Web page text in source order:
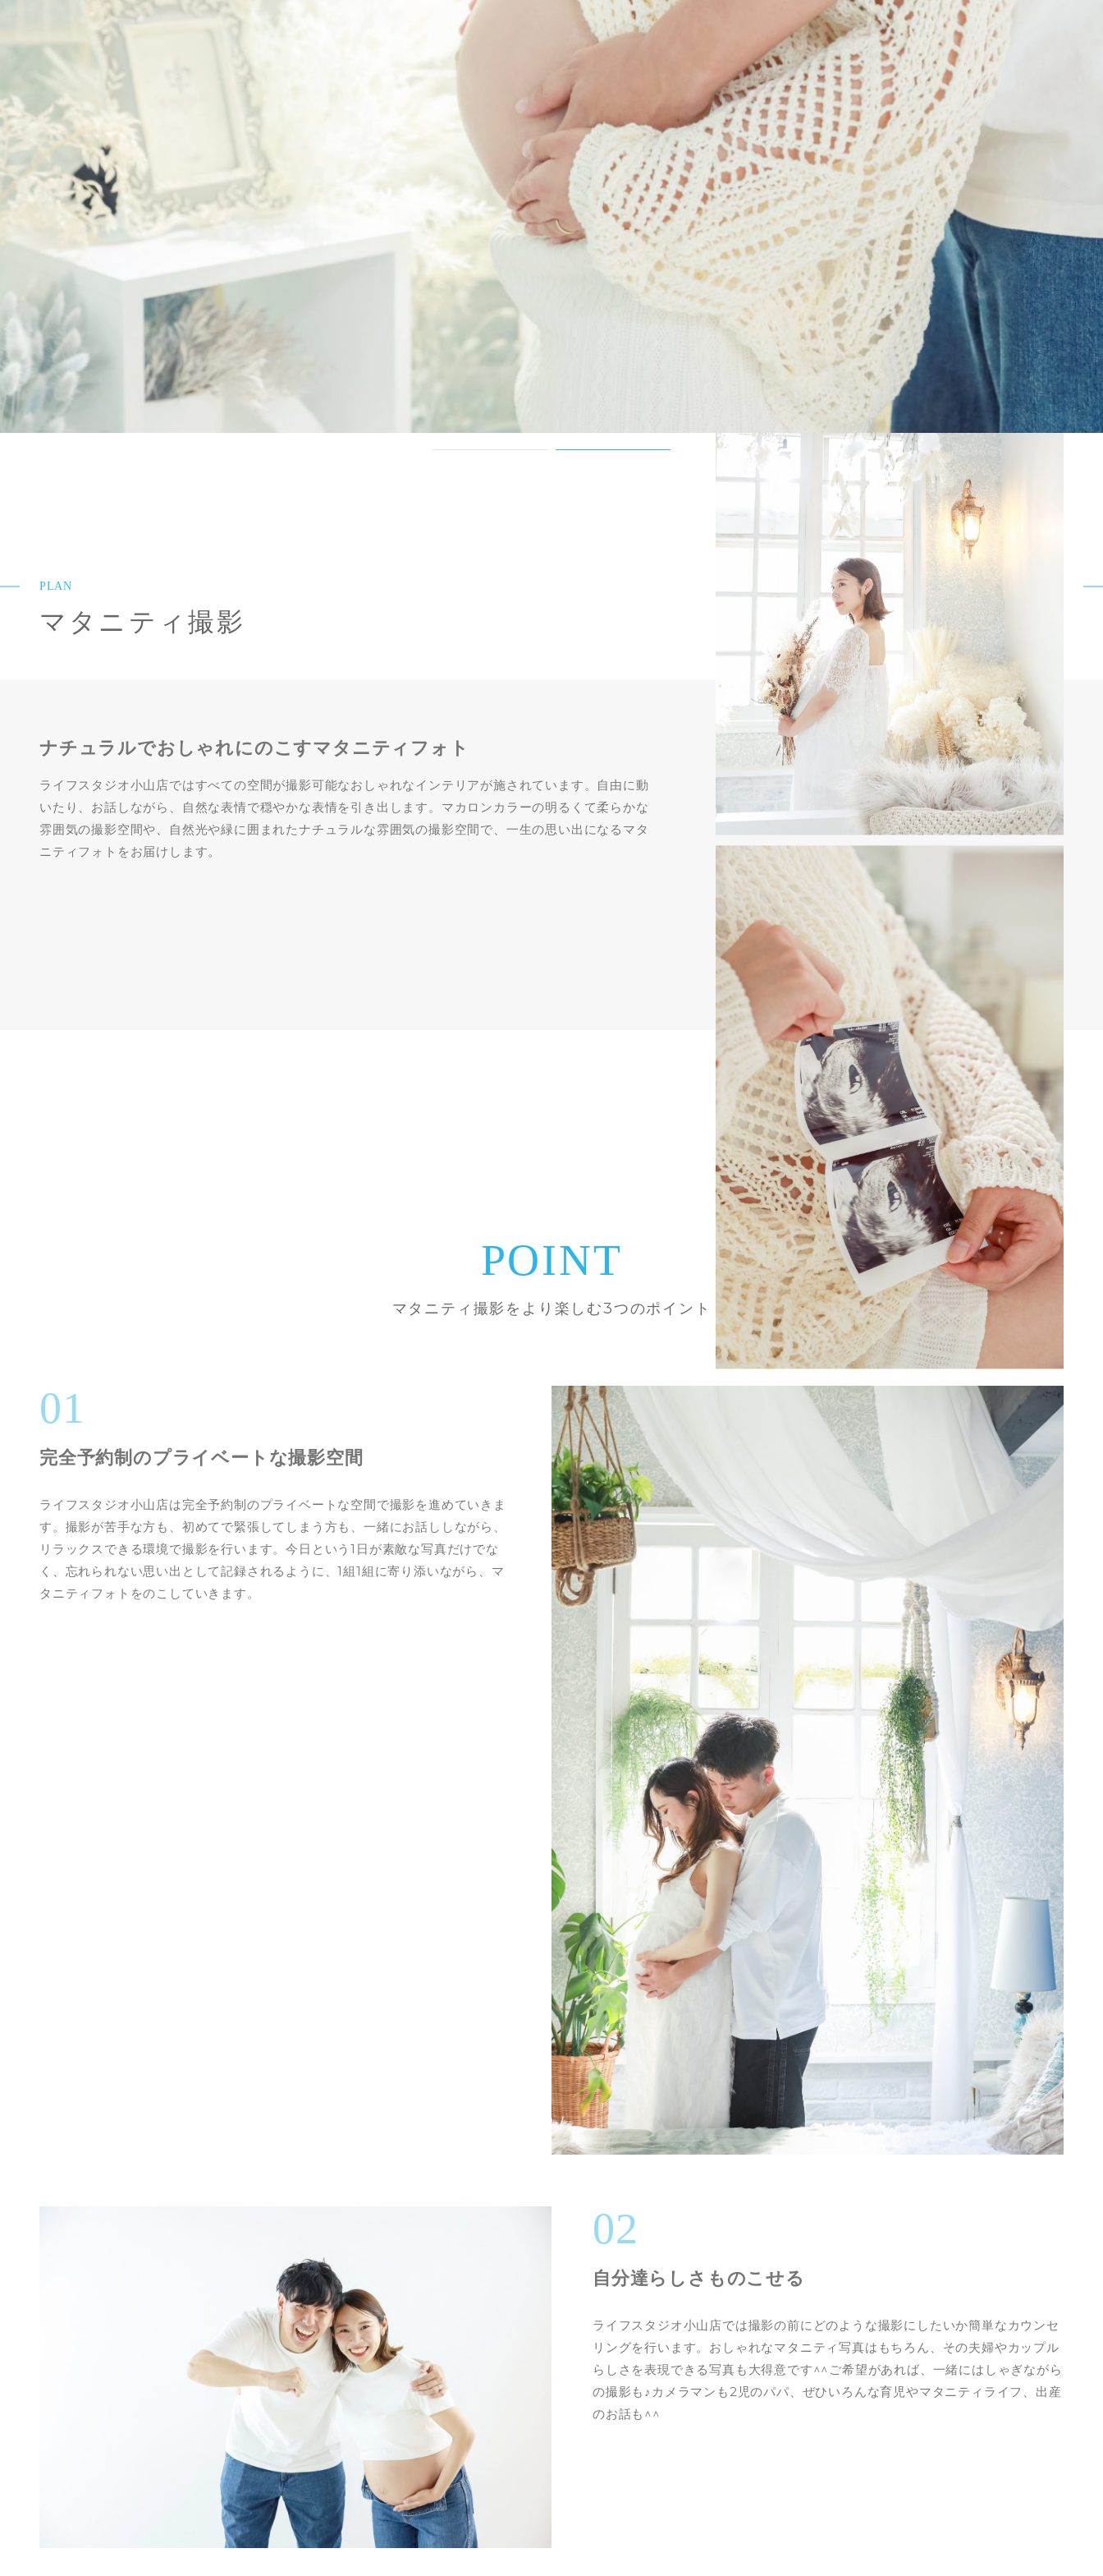
PLAN
マタニティ撮影
ナチュラルでおしゃれにのこすマタニティフォト
ライフスタジオ小山店ではすべての空間が撮影可能なおしゃれなインテリアが施されています。自由に動
いたり、お話しながら、自然な表情で穏やかな表情を引き出します。マカロンカラーの明るくて柔らかな
雰囲気の撮影空間や、自然光や緑に囲まれたナチュラルな雰囲気の撮影空間で、一生の思い出になるマタ
ニティフォトをお届けします。
POINT
マタニティ撮影をより楽しむ3つのポイント
01
完全予約制のプライベートな撮影空間
ライフスタジオ小山店は完全予約制のプライベートな空間で撮影を進めていきま
す。撮影が苦手な方も、初めてで緊張してしまう方も、一緒にお話ししながら、
リラックスできる環境で撮影を行います。今日という1日が素敵な写真だけでな
く、忘れられない思い出として記録されるように、1組1組に寄り添いながら、マ
タニティフォトをのこしていきます。
02
自分達らしさものこせる
ライフスタジオ小山店では撮影の前にどのような撮影にしたいか簡単なカウンセ
リングを行います。おしゃれなマタニティ写真はもちろん、その夫婦やカップル
らしさを表現できる写真も大得意です^^ご希望があれば、一緒にはしゃぎながら
の撮影も♪カメラマンも2児のパパ、ぜひいろんな育児やマタニティライフ、出産
のお話も^^